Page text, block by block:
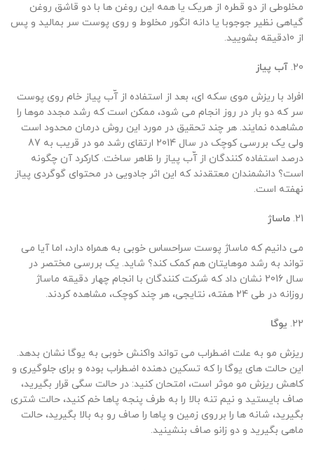
مخلوطی از دو قطره از هریک یا همه این روغن ها با دو قاشق روغن
گیاهی نظیر جوجوبا یا دانه انگور مخلوط و روی پوست سر بمالید و پس
از 10دقیقه بشویید.
20. آب پیاز
افراد با ریزش موی سکه ای، بعد از استفاده از آّب پیاز خام روی پوست
سر که دو بار در روز انجام می شود، ممکن است که رشد مجدد موها را
مشاهده نمایند. هر چند تحقیق در مورد این روش درمان محدود است
ولی یک بررسی کوچک در سال 2014 ارتقای رشد مو در قریب به 87
درصد استفاده کنندگان از آّب پیاز را ظاهر ساخت. کارکرد آن چگونه
است؟ دانشمندان معتقدند که این اثر جادویی در محتوای گوگردی پیاز
نهفته است.
21. ماساژ
می دانیم که ماساژ پوست سراحساس خوبی به همراه دارد، اما آیا می
تواند به رشد موهایتان هم کمک کند؟ شاید. یک بررسی مختصر در
سال 2016 نشان داد که شرکت کنندگان با انجام چهار دقیقه ماساژ
روزانه در طی 24 هفته، نتایجی، هر چند کوچک، مشاهده کردند.
22. یوگا
ریزش مو به علت اضطراب می تواند واکنش خوبی به یوگا نشان بدهد.
این حالت های یوگا را که تسکین دهنده اضطراب بوده و برای جلوگیری و
کاهش ریزش مو موثر است، امتحان کنید: در حالت سگی قرار بگیرید،
صاف بایستید و نیم تنه بالا را به طرف پنجه پاها خم کنید، حالت شتری
بگیرید، شانه ها را برروی زمین و پاها را صاف رو به بالا بگیرید، حالت
ماهی بگیرید و دو زانو صاف بنشینید.